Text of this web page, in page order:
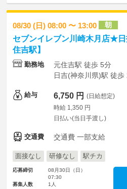
08/30 (日) 08:00 〜 13:00 朝
セブンイレブン川崎木月店★
住吉駅】
勤務地
元住吉駅 徒歩 5分
日吉(神奈川県)駅 徒歩
給与 6,750 円 (日給想定)
時給 1,350 円
日払い(当日手渡し)
交通費 交通費 一部支給
面接なし 研修なし 駅チカ
応募締切
08月30日（日）
07:30
募集人数
1人